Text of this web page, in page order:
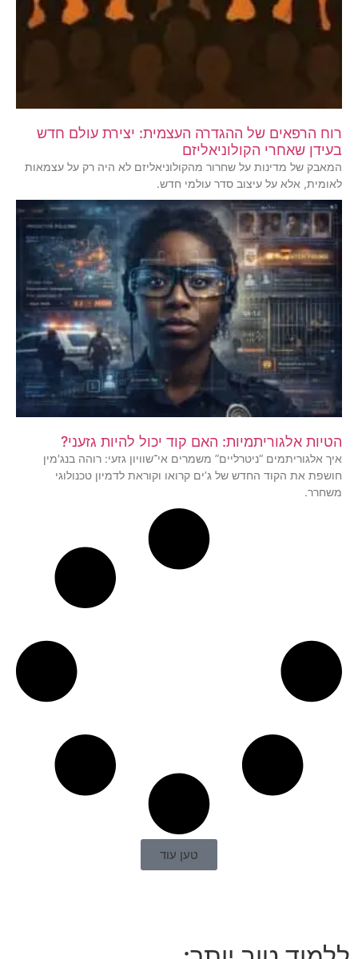
רוח הרפאים של ההגדרה העצמית: יצירת עולם חדש
בעידן שאחרי הקולוניאליזם
המאבק של מדינות על שחרור מהקולוניאליזם לא היה רק על עצמאות
לאומית, אלא על עיצוב סדר עולמי חדש.
הטיות אלגוריתמיות: האם קוד יכול להיות גזעני?
איך אלגוריתמים “ניטרליים” משמרים אי־שוויון גזעי: רוהה בנג'מין
חושפת את הקוד החדש של ג’ים קרואו וקוראת לדמיון טכנולוגי
משחרר.
טען עוד